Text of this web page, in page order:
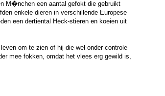
M�nchen een aantal gefokt die gebruikt
enkele dieren in verschillende Europese
een dertiental Heck-stieren en koeien uit
om te zien of hij die wel onder controle
mee fokken, omdat het vlees erg gewild is,